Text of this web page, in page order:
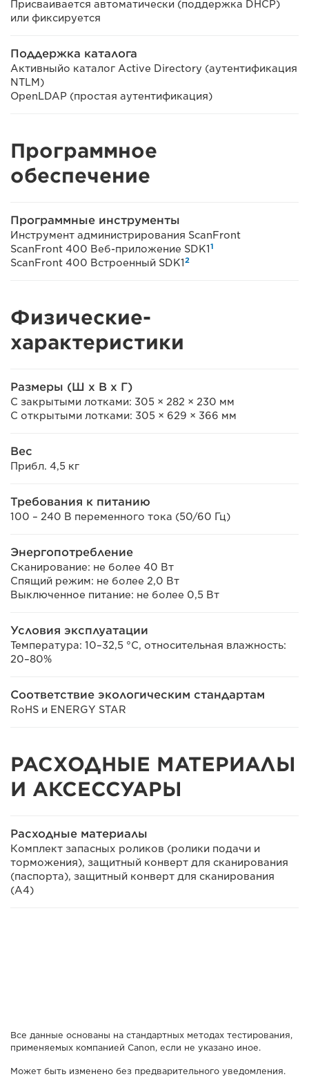
Присваивается автоматически (поддержка DHCP)
или фиксируется
Поддержка каталога
Активныйо каталог Active Directory (аутентификация
NTLM)
OpenLDAP (простая аутентификация)
Программное
обеспечение
Программные инструменты
Инструмент администрирования ScanFront
ScanFront 400 Веб-приложение SDK1 1
ScanFront 400 Встроенный SDK1 2
Физические-
характеристики
Размеры (Ш х В х Г)
С закрытыми лотками: 305 × 282 × 230 мм
С открытыми лотками: 305 × 629 × 366 мм
Вес
Прибл. 4,5 кг
Требования к питанию
100 – 240 В переменного тока (50/60 Гц)
Энергопотребление
Сканирование: не более 40 Вт
Спящий режим: не более 2,0 Вт
Выключенное питание: не более 0,5 Вт
Условия эксплуатации
Температура: 10–32,5 °C, относительная влажность:
20–80%
Соответствие экологическим стандартам
RoHS и ENERGY STAR
РАСХОДНЫЕ МАТЕРИАЛЫ
И АКСЕССУАРЫ
Расходные материалы
Комплект запасных роликов (ролики подачи и
торможения), защитный конверт для сканирования
(паспорта), защитный конверт для сканирования
(A4)
Все данные основаны на стандартных методах тестирования,
применяемых компанией Canon, если не указано иное.
Может быть изменено без предварительного уведомления.